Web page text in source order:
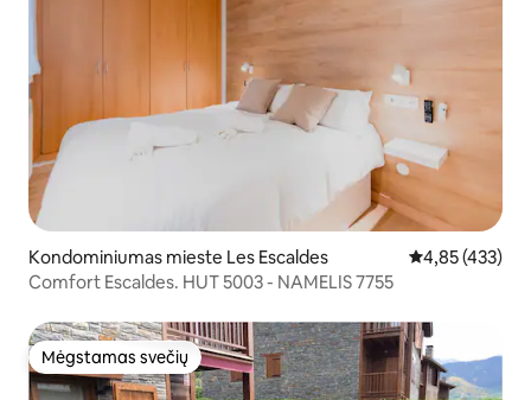
Kondominiumas mieste Les Escaldes Vidutinis
4,85 (433)
Comfort Escaldes. HUT 5003 - NAMELIS 7755
Mėgstamas svečių
Mėgstamas svečių